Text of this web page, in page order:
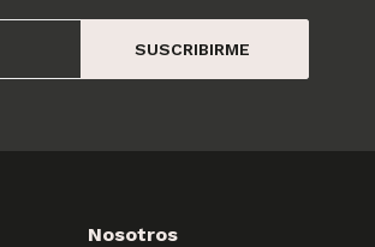
SUSCRIBIRME
Nosotros